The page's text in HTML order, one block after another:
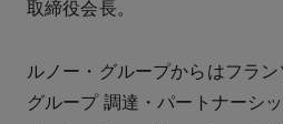
取締役会長。
ルノー・グループからはフラ
グループ 調達・パートナーシ